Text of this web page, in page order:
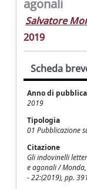
agonali
Salvatore
2019
Scheda
Anno di
2019
Tipologia
01 Pubblicazione
Citazione
Gli indovinelli
e agonali / Monda,
- 22:(2019), pp.